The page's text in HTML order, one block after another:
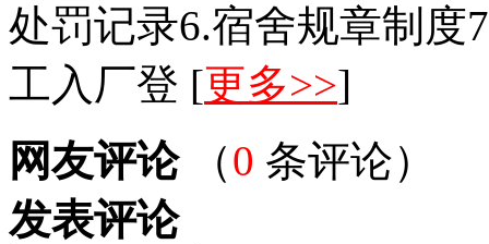
处罚记录6.宿舍规章制度
工入厂登 [更多>>]
网友评论（0 条评论）
发表评论